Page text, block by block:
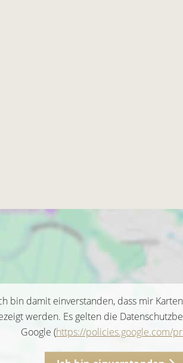
bin damit einverstanden, dass mir
werden. Es gelten die
Google (https://policies.google.com/